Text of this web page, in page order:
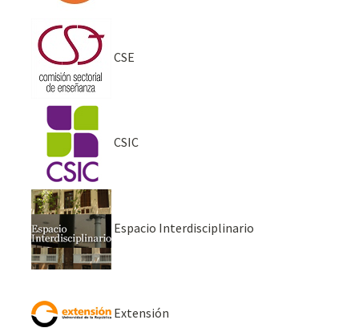
CSE
CSIC
Espacio Interdisciplinario
Extensión